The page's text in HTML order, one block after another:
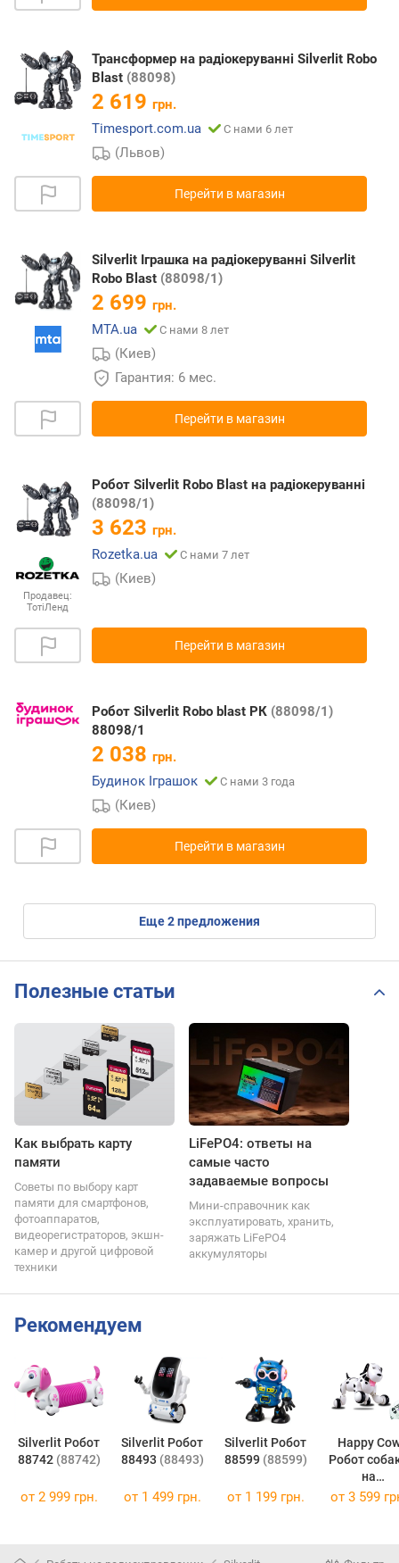
Трансформер на радіокеруванні Silverlit Robo
Blast (88098)
2 619 грн.
Timesport.com.ua
С нами 6 лет
(Львов)
Перейти в магазин
Silverlit Іграшка на радіокеруванні Silverlit
Robo Blast (88098/1)
2 699 грн.
MTA.ua
С нами 8 лет
(Киев)
Гарантия: 6 мес.
Перейти в магазин
Продавец:
ТотіЛенд
Робот Silverlit Robo Blast на радіокеруванні
(88098/1)
3 623 грн.
Rozetka.ua
С нами 7 лет
(Киев)
Перейти в магазин
Робот Silverlit Robo blast РК (88098/1)
88098/1
2 038 грн.
Будинок Іграшок
С нами 3 года
(Киев)
Перейти в магазин
eще2предложения
Полезные статьи
Как выбрать карту
памяти
Советы по выбору карт
памяти для смартфонов,
фотоаппаратов,
видеорегистраторов, экшн-
камер и другой цифровой
техники
LiFePO4: ответы на
самые часто
задаваемые вопросы
Мини-справочник как
эксплуатировать, хранить,
заряжать LiFePO4
аккумуляторы
Рекомендуем
Silverlit Робот
88742 (88742)
Silverlit Робот
88493 (88493)
Silverlit Робот
88599 (88599)
Happy
Робот
на
от 2 999 грн. от 1 499 грн. от 1 199 грн. от 3 599